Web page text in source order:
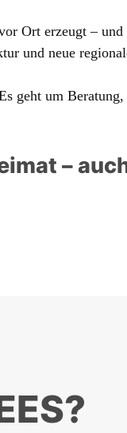
Ort erzeugt –
und neue
geht um
–